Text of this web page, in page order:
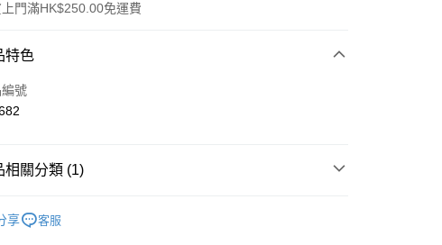
門滿HK$250.00免運費
方式
卡
特色
號
相關分類 (1)
享
客服